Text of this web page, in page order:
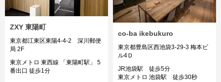
ZXY 東陽町
東京都江東区東陽4-4-2 深川郵便
局 2F
東京メトロ 東西線 「東陽町駅」 5
番出口 徒歩1分
co-ba ikebukuro
東京都豊島区西池袋3-29-3 梅本ビ
ル4Ｄ
JR池袋駅 徒歩5分
東京メトロ 池袋駅 徒歩30秒